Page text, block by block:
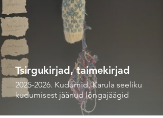
Tsirgukirjad, taimekirjad
2025-2026. Kudumid, Karula seeliku
kudumisest jäänud lõngajäägid